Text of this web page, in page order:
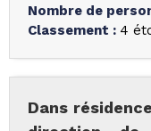
Nombre de
Classement : 4
Dans